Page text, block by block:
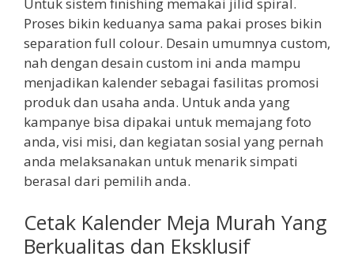
Proses bikin keduanya sama pakai proses bikin
separation full colour. Desain umumnya custom,
nah dengan desain custom ini anda mampu
menjadikan kalender sebagai fasilitas promosi
produk dan usaha anda. Untuk anda yang
kampanye bisa dipakai untuk memajang foto
anda, visi misi, dan kegiatan sosial yang pernah
anda melaksanakan untuk menarik simpati
berasal dari pemilih anda.
Cetak Kalender Meja Murah Yang
Berkualitas dan Eksklusif